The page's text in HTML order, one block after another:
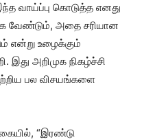
வாய்ப்பு கொடுத்த எனது
வேண்டும், அதை சரியான
என்று உழைக்கும்
இது அறிமுக நிகழ்ச்சி
பல விசயங்களை
“இரண்டு